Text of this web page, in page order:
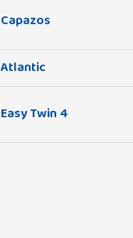
Capazos
Atlantic
Easy Twin 4